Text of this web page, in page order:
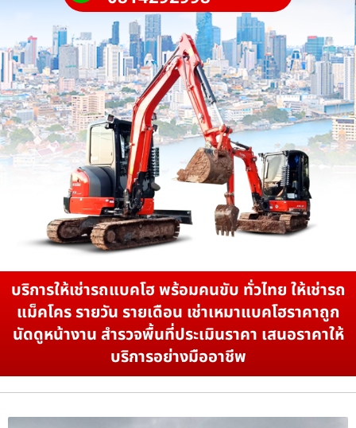
บริการให้เช่ารถแบคโฮ พร้อมคนขับ ทั่วไทย ให้เช่ารถ
แม็คโคร รายวัน รายเดือน เช่าเหมาแบคโฮราคาถูก
นัดดูหน้างาน สำรวจพื้นที่ประเมินราคา เสนอราคาให้
บริการอย่างมืออาชีพ